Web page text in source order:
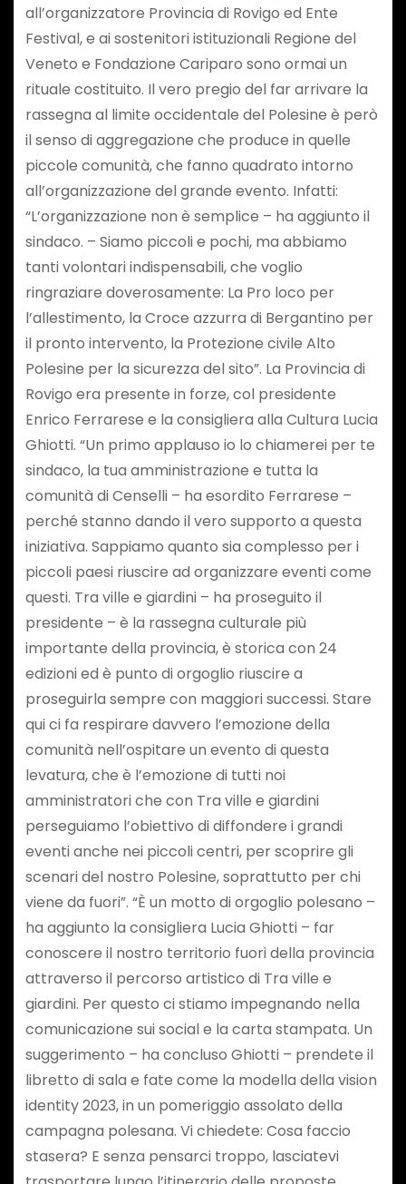
all’organizzatore Provincia di Rovigo ed Ente
Festival, e ai sostenitori istituzionali Regione del
Veneto e Fondazione Cariparo sono ormai un
rituale costituito. Il vero pregio del far arrivare la
rassegna al limite occidentale del Polesine è però
il senso di aggregazione che produce in quelle
piccole comunità, che fanno quadrato intorno
all’organizzazione del grande evento. Infatti:
“L’organizzazione non è semplice – ha aggiunto il
sindaco. – Siamo piccoli e pochi, ma abbiamo
tanti volontari indispensabili, che voglio
ringraziare doverosamente: La Pro loco per
l’allestimento, la Croce azzurra di Bergantino per
il pronto intervento, la Protezione civile Alto
Polesine per la sicurezza del sito”. La Provincia di
Rovigo era presente in forze, col presidente
Enrico Ferrarese e la consigliera alla Cultura Lucia
Ghiotti. “Un primo applauso io lo chiamerei per te
sindaco, la tua amministrazione e tutta la
comunità di Censelli – ha esordito Ferrarese –
perché stanno dando il vero supporto a questa
iniziativa. Sappiamo quanto sia complesso per i
piccoli paesi riuscire ad organizzare eventi come
questi. Tra ville e giardini – ha proseguito il
presidente – è la rassegna culturale più
importante della provincia, è storica con 24
edizioni ed è punto di orgoglio riuscire a
proseguirla sempre con maggiori successi. Stare
qui ci fa respirare davvero l’emozione della
comunità nell’ospitare un evento di questa
levatura, che è l’emozione di tutti noi
amministratori che con Tra ville e giardini
perseguiamo l’obiettivo di diffondere i grandi
eventi anche nei piccoli centri, per scoprire gli
scenari del nostro Polesine, soprattutto per chi
viene da fuori”. “È un motto di orgoglio polesano –
ha aggiunto la consigliera Lucia Ghiotti – far
conoscere il nostro territorio fuori della provincia
attraverso il percorso artistico di Tra ville e
giardini. Per questo ci stiamo impegnando nella
comunicazione sui social e la carta stampata. Un
suggerimento – ha concluso Ghiotti – prendete il
libretto di sala e fate come la modella della vision
identity 2023, in un pomeriggio assolato della
campagna polesana. Vi chiedete: Cosa faccio
stasera? E senza pensarci troppo, lasciatevi